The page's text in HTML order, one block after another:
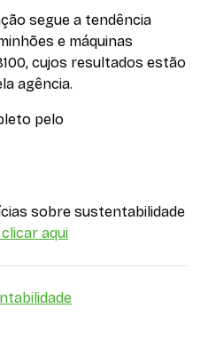
segue a tendência
e máquinas
cujos resultados estão
agência.
pelo
sobre sustentabilidade
aqui